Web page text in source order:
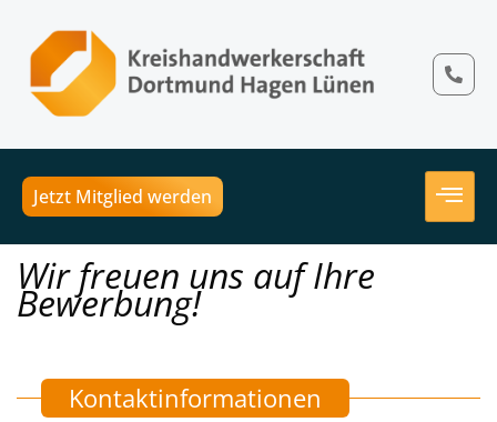
Jetzt Mitglied werden
Wir freuen uns auf Ihre
Bewerbung!
Kontaktinformationen